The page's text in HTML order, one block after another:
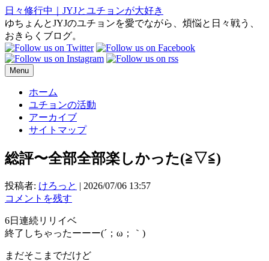
日々修行中｜JYJとユチョンが大好き
ゆちょんとJYJのユチョンを愛でながら、煩悩と日々戦う、
おきらくブログ。
Menu
ホーム
ユチョンの活動
アーカイブ
サイトマップ
総評〜全部全部楽しかった(⁠≧⁠▽⁠≦⁠)
投稿者: けろっと | 2026/07/06 13:57
コメントを残す
6日連続リリイベ
終了しちゃったーーー(´；ω；｀)
まだそこまでだけど